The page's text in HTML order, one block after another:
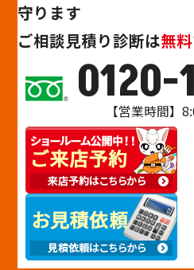
守ります
ご相談見積り診断は無料
0120-
【営業時間】